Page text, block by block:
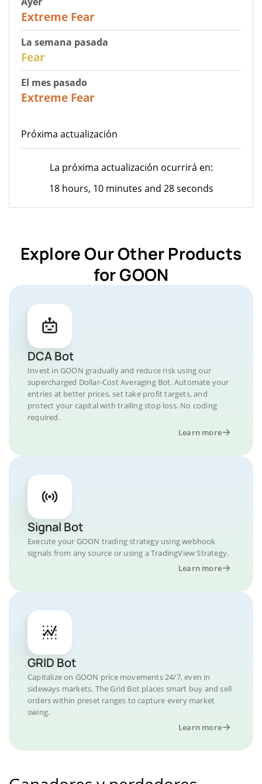
Extreme Fear
La semana pasada
Fear
El mes pasado
Extreme Fear
Próxima actualización
La próxima actualización ocurrirá en:
18 hours, 10 minutes and 28 seconds
Explore Our Other Products
for GOON
DCA Bot
Invest in GOON gradually and reduce risk using our
supercharged Dollar-Cost Averaging Bot. Automate your
entries at better prices, set take profit targets, and
protect your capital with trailing stop loss. No coding
required.
Learn more
Signal Bot
Execute your GOON trading strategy using webhook
signals from any source or using a TradingView Strategy.
Learn more
GRID Bot
Capitalize on GOON price movements 24/7, even in
sideways markets. The Grid Bot places smart buy and sell
orders within preset ranges to capture every market
swing.
Learn more